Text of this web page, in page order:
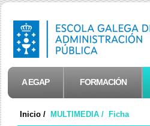
A EGAP FORMACIÓN
Inicio / MULTIMEDIA / Ficha